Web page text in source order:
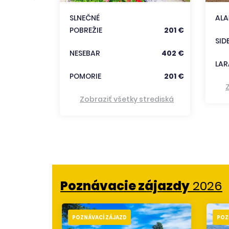
SLNEČNÉ
POBREŽIE
201 €
NESEBAR 402 €
POMORIE 201 €
Zobraziť všetky strediská
Poznávacie zájazdy 2026
POZNÁVACÍ ZÁJAZD